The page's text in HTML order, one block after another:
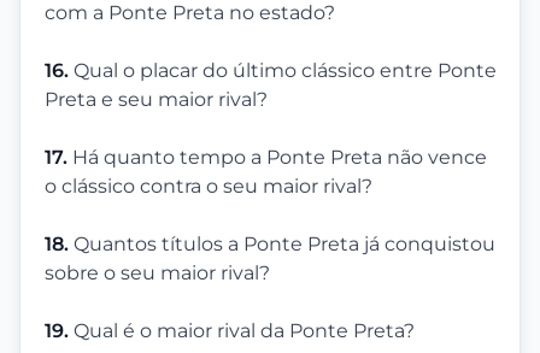
com a Ponte Preta no estado?
16. Qual o placar do último clássico entre Ponte
Preta e seu maior rival?
17. Há quanto tempo a Ponte Preta não vence
o clássico contra o seu maior rival?
18. Quantos títulos a Ponte Preta já conquistou
sobre o seu maior rival?
19. Qual é o maior rival da Ponte Preta?